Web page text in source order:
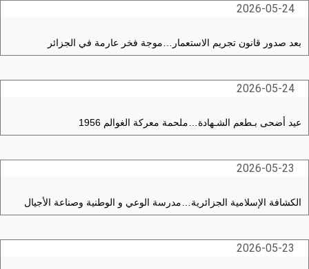
2026-05-24
بعد صدور قانون تجريم الاستعمار…موجة فخر عارمة في الجزائر
2026-05-24
عيد أضحى بـطعم الشـهادة…ملحمة معركة الغوالم 1956
2026-05-23
الكشافة الإسلامية الجزائرية…مدرسة الوعي و الوطنية وصناعة الأجيال
2026-05-23